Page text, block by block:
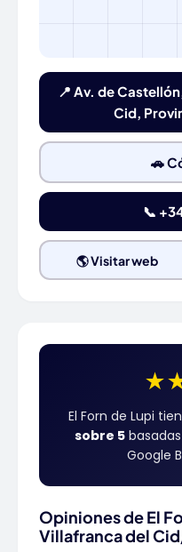
📍 Av. de
Cid,
🚗
📞
🌎 Visitar web
★
El Forn de Lupi
sobre 5
Google
Opiniones de El
Villafranca del